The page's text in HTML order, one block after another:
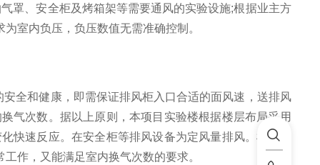
罩、安全柜及烤箱架等需要通风的实验设施;根据业主方
室内负压，负压数值无需准确控制。
全和健康，即需保证排风柜入口合适的面风速，送排风
气次数。据以上原则，本项目实验楼根据楼层布局采用
快速反应。在安全柜等排风设备为定风量排风。根据实
作，又能满足室内换气次数的要求。